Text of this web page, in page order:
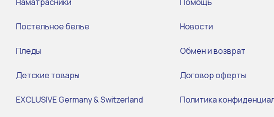
Постельное белье
Пледы
Детские товары
EXCLUSIVE Germany & Switzerland
Новости
Обмен и возврат
Договор оферты
Политика